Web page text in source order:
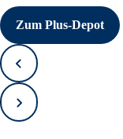
Zum Plus-Depot
Zurück
Vorwärts